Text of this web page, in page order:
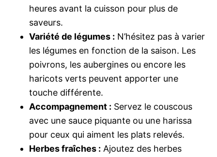
heures avant la cuisson pour plus de
saveurs.
Variété de légumes : N’hésitez pas à varier
les légumes en fonction de la saison. Les
poivrons, les aubergines ou encore les
haricots verts peuvent apporter une
touche différente.
Accompagnement : Servez le couscous
avec une sauce piquante ou une harissa
pour ceux qui aiment les plats relevés.
Herbes fraîches : Ajoutez des herbes